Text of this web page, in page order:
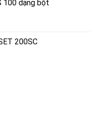
100 dạng bột
200SC